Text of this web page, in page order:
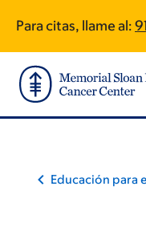
main
content
footer
Para citas, llame al:
Educación para